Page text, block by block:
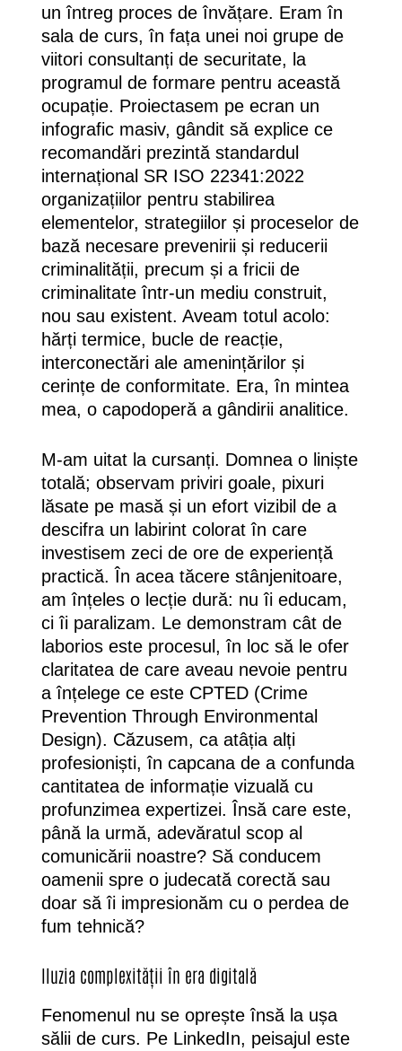
un întreg proces de învățare. Eram în
sala de curs, în fața unei noi grupe de
viitori consultanți de securitate, la
programul de formare pentru această
ocupație. Proiectasem pe ecran un
infografic masiv, gândit să explice ce
recomandări prezintă standardul
internațional SR ISO 22341:2022
organizațiilor pentru stabilirea
elementelor, strategiilor și proceselor de
bază necesare prevenirii și reducerii
criminalității, precum și a fricii de
criminalitate într-un mediu construit,
nou sau existent. Aveam totul acolo:
hărți termice, bucle de reacție,
interconectări ale amenințărilor și
cerințe de conformitate. Era, în mintea
mea, o capodoperă a gândirii analitice.
M-am uitat la cursanți. Domnea o liniște
totală; observam priviri goale, pixuri
lăsate pe masă și un efort vizibil de a
descifra un labirint colorat în care
investisem zeci de ore de experiență
practică. În acea tăcere stânjenitoare,
am înțeles o lecție dură: nu îi educam,
ci îi paralizam. Le demonstram cât de
laborios este procesul, în loc să le ofer
claritatea de care aveau nevoie pentru
a înțelege ce este CPTED (Crime
Prevention Through Environmental
Design). Căzusem, ca atâția alți
profesioniști, în capcana de a confunda
cantitatea de informație vizuală cu
profunzimea expertizei. Însă care este,
până la urmă, adevăratul scop al
comunicării noastre? Să conducem
oamenii spre o judecată corectă sau
doar să îi impresionăm cu o perdea de
fum tehnică?
Iluzia complexității în era digitală
Fenomenul nu se oprește însă la ușa
sălii de curs. Pe LinkedIn, peisajul este